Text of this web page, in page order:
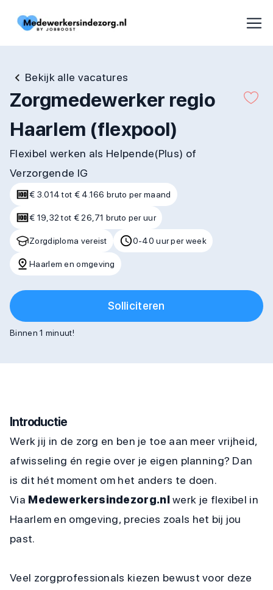
Bekijk alle vacatures
Zorgmedewerker regio
Haarlem (flexpool)
Flexibel werken als Helpende(Plus) of
Verzorgende IG
€ 3.014 tot € 4.166 bruto per maand
€ 19,32 tot € 26,71 bruto per uur
Zorgdiploma vereist 0-40 uur per week
Haarlem en omgeving
Solliciteren
Binnen 1 minuut!
Introductie
Werk jij in de zorg en ben je toe aan meer vrijheid,
afwisseling én regie over je eigen planning? Dan
is dit hét moment om het anders te doen.
Via Medewerkersindezorg.nlwerk je flexibel in
Haarlem en omgeving, precies zoals het bij jou
past.
Veel zorgprofessionals kiezen bewust voor deze